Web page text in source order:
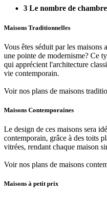
3 Le nombre de
Maisons Traditionnelles
Vous êtes séduit par les
une pointe de modernisme? Ce
qui apprécient l'architecture
vie contemporain.
Voir nos plans de maisons
Maisons Contemporaines
Le design de ces maisons sera
contemporain, grâce à des toits
vitrées, rendant chaque maison
Voir nos plans de maisons
Maisons à petit prix